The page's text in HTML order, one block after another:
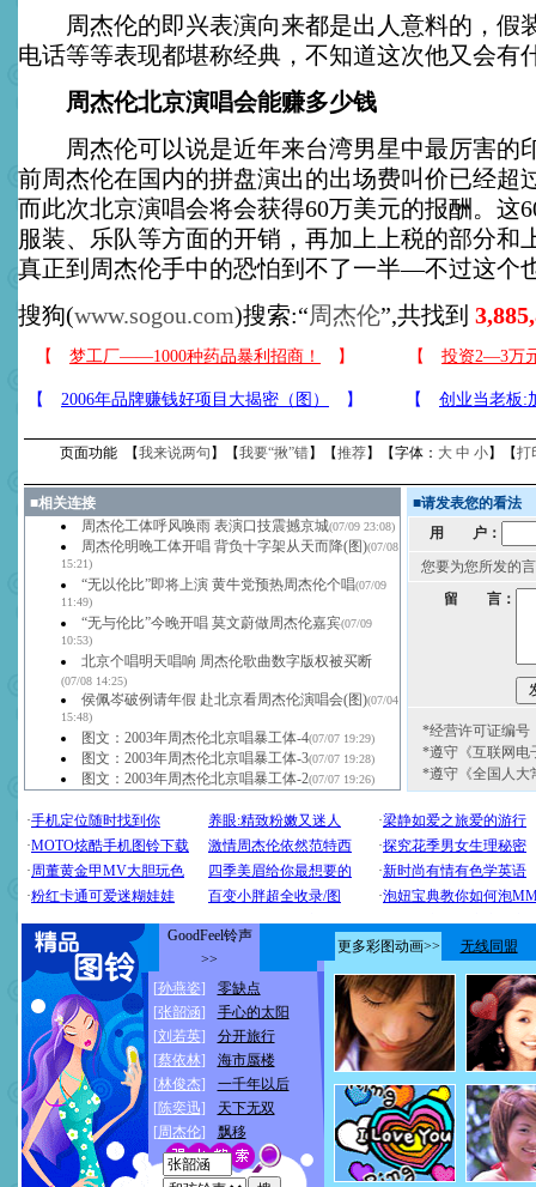
周杰伦的即兴表演向来都是出人意料的，假
电话等等表现都堪称经典，不知道这次他又会有
周杰伦北京演唱会能赚多少钱
周杰伦可以说是近年来台湾男星中最厉害的
前周杰伦在国内的拼盘演出的出场费叫价已经超
而此次北京演唱会将会获得60万美元的报酬。这
服装、乐队等方面的开销，再加上上税的部分和
真正到周杰伦手中的恐怕到不了一半—不过这个
搜狗(www.sogou.com)搜索:“周杰伦”,共找到
页面功能 【我来说两句 】【我要“揪”错】【推荐】【字体： 大 中 小】【打
■相关连接
周杰伦工体呼风唤雨 表演口技震撼京城(07/09 23:08)
周杰伦明晚工体开唱 背负十字架从天而降(图)(07/08
15:21)
“无以伦比”即将上演 黄牛党预热周杰伦个唱(07/09
11:49)
“无与伦比”今晚开唱 莫文蔚做周杰伦嘉宾(07/09
10:53)
北京个唱明天唱响 周杰伦歌曲数字版权被买断
(07/08 14:25)
侯佩岑破例请年假 赴北京看周杰伦演唱会(图)(07/04
15:48)
图文：2003年周杰伦北京唱暴工体-4(07/07 19:29)
图文：2003年周杰伦北京唱暴工体-3(07/07 19:28)
图文：2003年周杰伦北京唱暴工体-2(07/07 19:26)
■请发表您的看法
用 户：
您要为您所发的
留 言：
*经营许可证编号
*遵守《互联网电
*遵守《全国人大